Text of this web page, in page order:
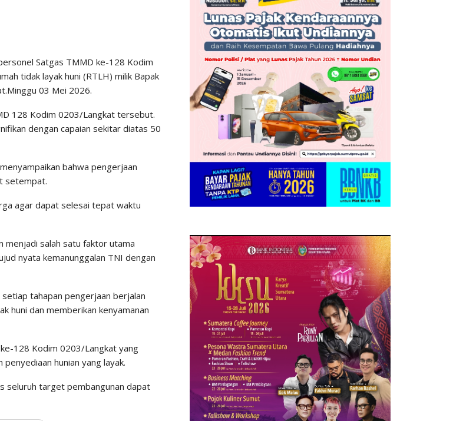
Satgas TMMD ke-128 Kodim
tidak layak huni (RTLH) milik Bapak
03 Mei 2026.
128 Kodim 0203/Langkat tersebut.
dengan capaian sekitar diatas 50
bahwa pengerjaan
setempat.
agar dapat selesai tepat waktu
menjadi salah satu faktor utama
nyata kemanunggalan TNI dengan
tahapan pengerjaan berjalan
huni dan memberikan kenyamanan
128 Kodim 0203/Langkat yang
hunian yang layak.
seluruh target pembangunan dapat